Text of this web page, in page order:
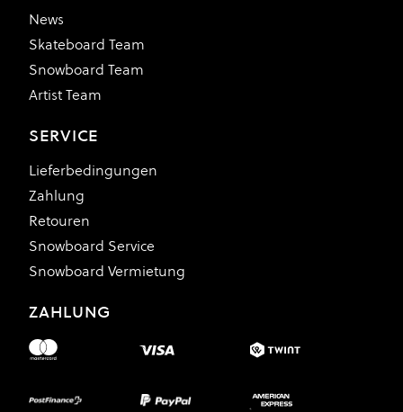
News
Skateboard Team
Snowboard Team
Artist Team
SERVICE
Lieferbedingungen
Zahlung
Retouren
Snowboard Service
Snowboard Vermietung
ZAHLUNG